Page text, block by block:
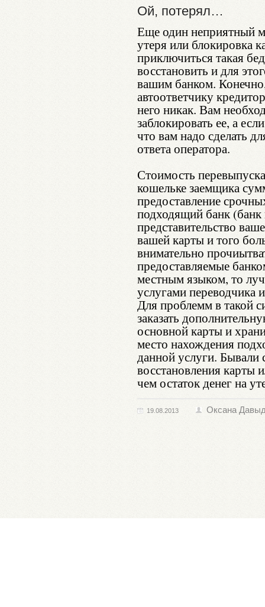
Ой, потерял…
Еще один неприятный
утеря или блокировка
приключиться такая
восстановить и для
вашим банком.
автоответчику
него никак. Вам
заблокировать ее, а
что вам надо сделать
ответа оператора.
Стоимость
кошельке заемщика
предоставление
подходящий банк (банк
представительство
вашей карты и того
внимательно
предоставляемые
местным языком, то
услугами переводчика
Для проблемм в такой
заказать
основной карты и
место нахождения
данной услуги. Бывали
восстановления карты
чем остаток денег на
19.08.2013 Оксана